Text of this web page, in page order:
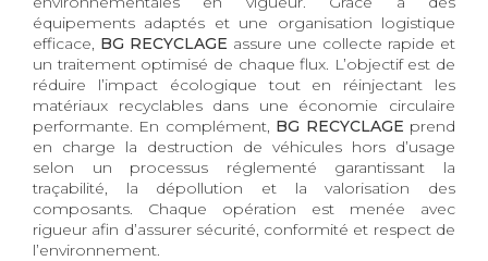
équipements adaptés et une organisation logistique
efficace, BG RECYCLAGE assure une collecte rapide et
un traitement optimisé de chaque flux. L’objectif est de
réduire l’impact écologique tout en réinjectant les
matériaux recyclables dans une économie circulaire
performante. En complément, BG RECYCLAGE prend
en charge la destruction de véhicules hors d’usage
selon un processus réglementé garantissant la
traçabilité, la dépollution et la valorisation des
composants. Chaque opération est menée avec
rigueur afin d’assurer sécurité, conformité et respect de
l’environnement.